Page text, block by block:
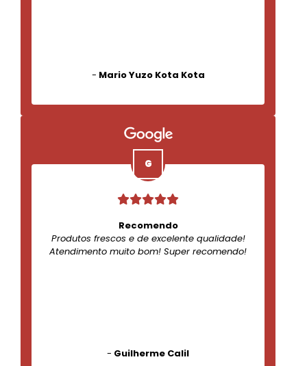
- Mario Yuzo Kota Kota
Recomendo
Produtos frescos e de excelente qualidade!
Atendimento muito bom! Super recomendo!
- Guilherme Calil